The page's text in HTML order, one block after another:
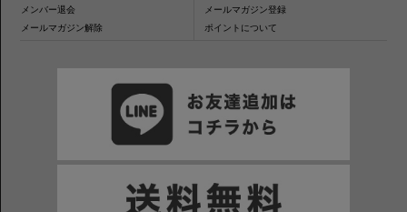
メンバー退会
メールマガジン登録
メールマガジン解除
ポイントについて